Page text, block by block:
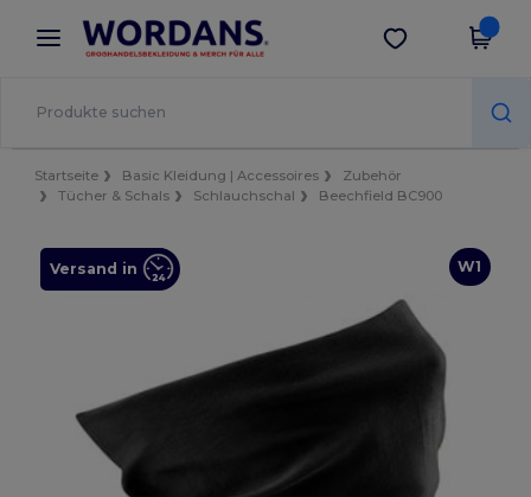
× Wordans App
Bessere Preise in der App!
App holen
Startseite Basic Kleidung | Accessoires
Zubehör
Tücher & Schals
Schlauchschal Beechfield BC900
W1
Versand in